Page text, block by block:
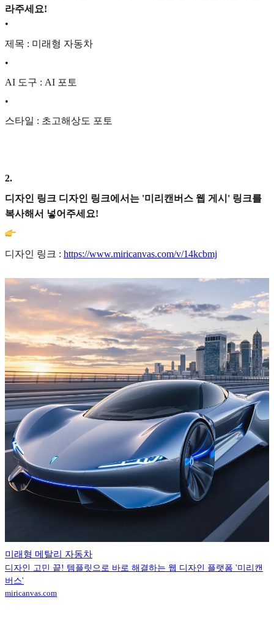
라주세요!
•
제목 : 미래형 자동차
•
AI 도구 : AI 포토
•
스타일 : 초고해상도 포토
2.
디자인 링크 디자인 링크에서는 '미리캔버스 웹 게시' 링크를
복사해서 넣어주세요!
디자인 링크 : https://www.miricanvas.com/v/14kcbmj
미래형 메탈리 자동차
디자인 고민 끝! 템플릿으로 바로 해결하는 웹 디자인 플랫폼 '미리캔
버스'
miricanvas.com